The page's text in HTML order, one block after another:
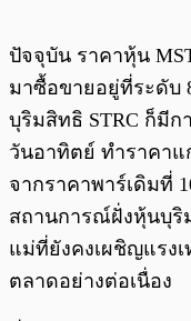
ปัจจุบัน ราคาหุ้น
มาซื้อขายอยู่ที่ระดับ
บุริมสิทธิ STRC ก็มีก
วันอาทิตย์ ทำราคาแ
จากราคาพาร์เดิมที่
สถานการณ์ฝั่งหุ้นบุริ
แม่ที่ยังคงเผชิญแรง
ตลาดอย่างต่อเนื่อง